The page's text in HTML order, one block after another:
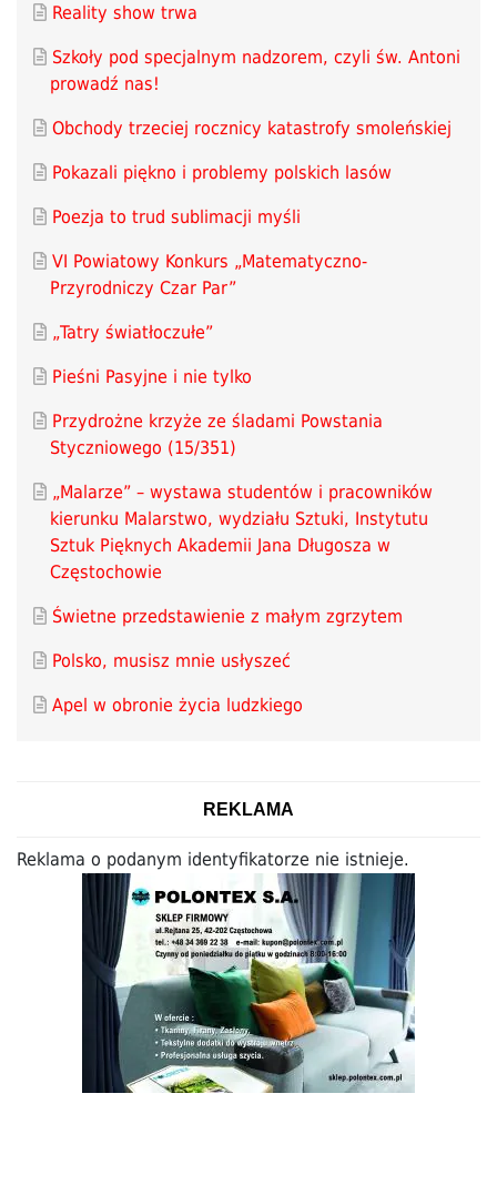
Reality show trwa
Szkoły pod specjalnym nadzorem, czyli św. Antoni
prowadź nas!
Obchody trzeciej rocznicy katastrofy smoleńskiej
Pokazali piękno i problemy polskich lasów
Poezja to trud sublimacji myśli
VI Powiatowy Konkurs „Matematyczno-
Przyrodniczy Czar Par”
„Tatry światłoczułe”
Pieśni Pasyjne i nie tylko
Przydrożne krzyże ze śladami Powstania
Styczniowego (15/351)
„Malarze” – wystawa studentów i pracowników
kierunku Malarstwo, wydziału Sztuki, Instytutu
Sztuk Pięknych Akademii Jana Długosza w
Częstochowie
Świetne przedstawienie z małym zgrzytem
Polsko, musisz mnie usłyszeć
Apel w obronie życia ludzkiego
REKLAMA
Reklama o podanym identyfikatorze nie istnieje.